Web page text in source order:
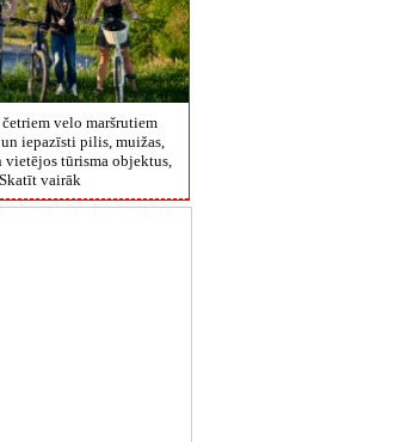
velo maršrutiem
iepazīsti pilis, muižas,
vietējos tūrisma objektus,
Skatīt vairāk